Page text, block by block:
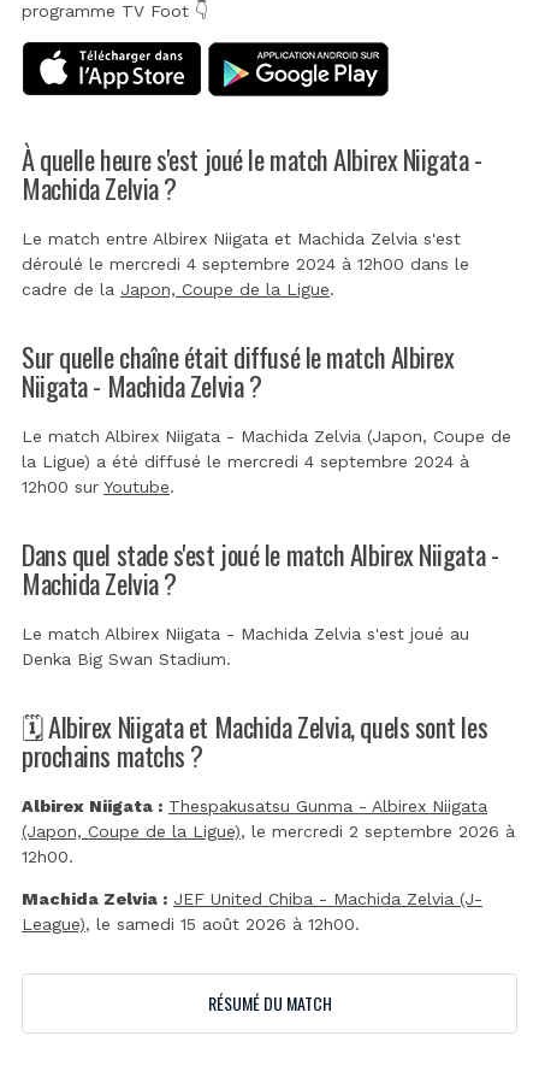
programme TV Foot 👇
À quelle heure s'est joué le match Albirex Niigata -
Machida Zelvia ?
Le match entre Albirex Niigata et Machida Zelvia s'est
déroulé le mercredi 4 septembre 2024 à 12h00 dans le
cadre de la Japon, Coupe de la Ligue.
Sur quelle chaîne était diffusé le match Albirex
Niigata - Machida Zelvia ?
Le match Albirex Niigata - Machida Zelvia (Japon, Coupe de
la Ligue) a été diffusé le mercredi 4 septembre 2024 à
12h00 sur Youtube.
Dans quel stade s'est joué le match Albirex Niigata -
Machida Zelvia ?
Le match Albirex Niigata - Machida Zelvia s'est joué au
Denka Big Swan Stadium.
🗓️ Albirex Niigata et Machida Zelvia, quels sont les
prochains matchs ?
Albirex Niigata : Thespakusatsu Gunma - Albirex Niigata
(Japon, Coupe de la Ligue), le mercredi 2 septembre 2026 à
12h00.
Machida Zelvia : JEF United Chiba - Machida Zelvia (J-
League), le samedi 15 août 2026 à 12h00.
RÉSUMÉ DU MATCH